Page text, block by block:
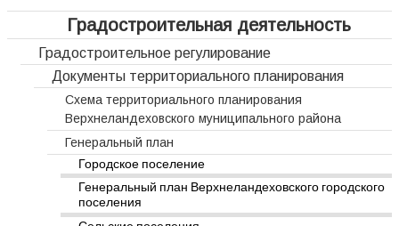
Градостроительная деятельность
Градостроительное регулирование
Документы территориального планирования
Схема территориального планирования
Верхнеландеховского муниципального района
Генеральный план
Городское поселение
Генеральный план Верхнеландеховского городского
поселения